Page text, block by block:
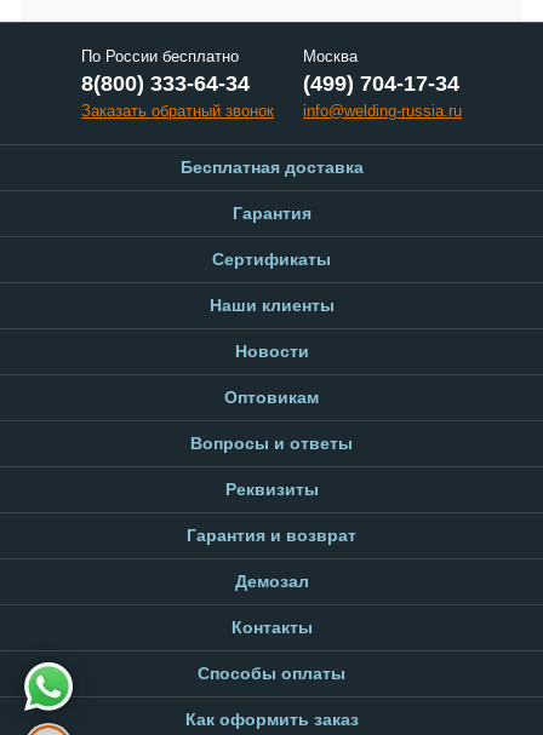
По России бесплатно
8(800) 333-64-34
Заказать обратный звонок
Москва
(499) 704-17-34
info@welding-russia.ru
Бесплатная доставка
Гарантия
Сертификаты
Наши клиенты
Новости
Оптовикам
Вопросы и ответы
Реквизиты
Гарантия и возврат
Демозал
Контакты
Способы оплаты
Как оформить заказ